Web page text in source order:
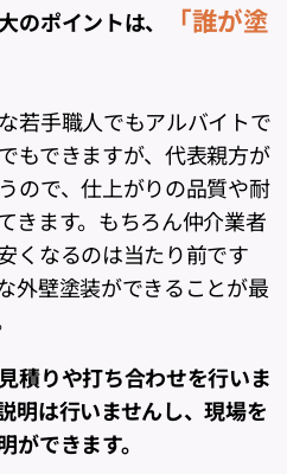
のポイントは、
「誰が塗
若手職人でもアルバイトで
もできますが、代表親方が
ので、仕上がりの品質や耐
きます。もちろん仲介業者
くなるのは当たり前です
外壁塗装ができることが最
積りや打ち合わせを行いま
明は行いませんし、現場を
ができます。